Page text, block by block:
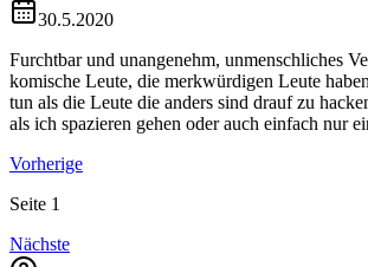
30.5.2020
Furchtbar und unangenehm, unmenschliches
komische Leute, die merkwürdigen Leute
tun als die Leute die anders sind drauf zu
als ich spazieren gehen oder auch einfach nur
bescheuert, Spinne nur weil ich andere
finde die spinnen, sind ziemlich unverschämt,
weil das geht nicht, deshalb diesen Ort nicht
Vorherige
Seite 1
Nächste